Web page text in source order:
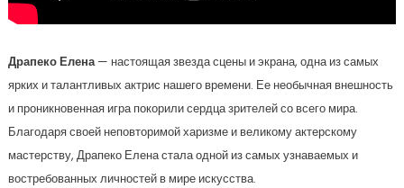
Драпеко Елена— настоящая звезда сцены и экрана, одна из самых
ярких и талантливых актрис нашего времени. Ее необычная внешность
и проникновенная игра покорили сердца зрителей со всего мира.
Благодаря своей неповторимой харизме и великому актерскому
мастерству, Драпеко Елена стала одной из самых узнаваемых и
востребованных личностей в мире искусства.